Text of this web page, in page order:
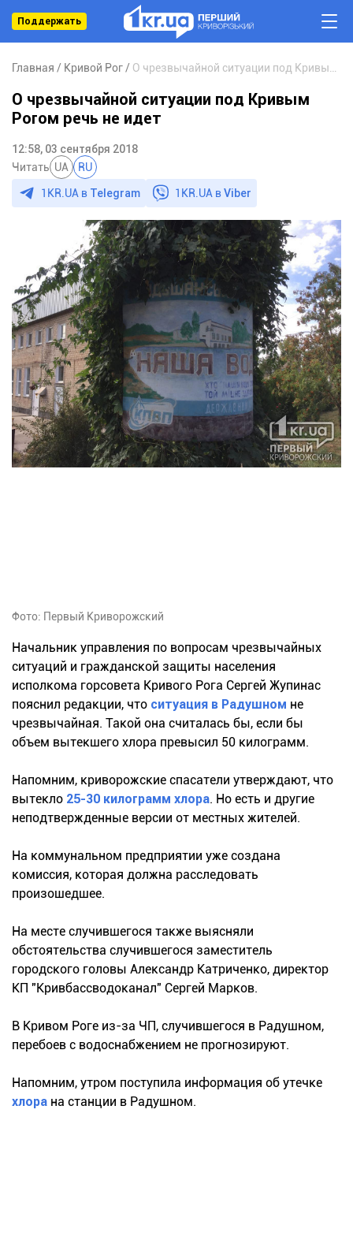
Поддержать
Главная Кривой Рог
О чрезвычайной ситуации под Кривым
Рогом речь не идет
12:58, 03 сентября 2018
Читать UA RU
1KR.UA в Telegram 1KR.UA вViber
Фото: Первый Криворожский
Начальник управления по вопросам чрезвычайных
ситуаций и гражданской защиты населения
исполкома горсовета Кривого Рога Сергей Жупинас
пояснил редакции, что ситуация в Радушном не
чрезвычайная. Такой она считалась бы, если бы
объем вытекшего хлора превысил 50 килограмм.
Напомним, криворожские спасатели утверждают, что
вытекло 25-30 килограмм хлора. Но есть и другие
неподтвержденные версии от местных жителей.
На коммунальном предприятии уже создана
комиссия, которая должна расследовать
произошедшее.
На месте случившегося также выясняли
обстоятельства случившегося заместитель
городского головы Александр Катриченко, директор
КП "Кривбассводоканал" Сергей Марков.
В Кривом Роге из-за ЧП, случившегося в Радушном,
перебоев с водоснабжением не прогнозируют.
Напомним, утром поступила информация об утечке
хлора на станции в Радушном.